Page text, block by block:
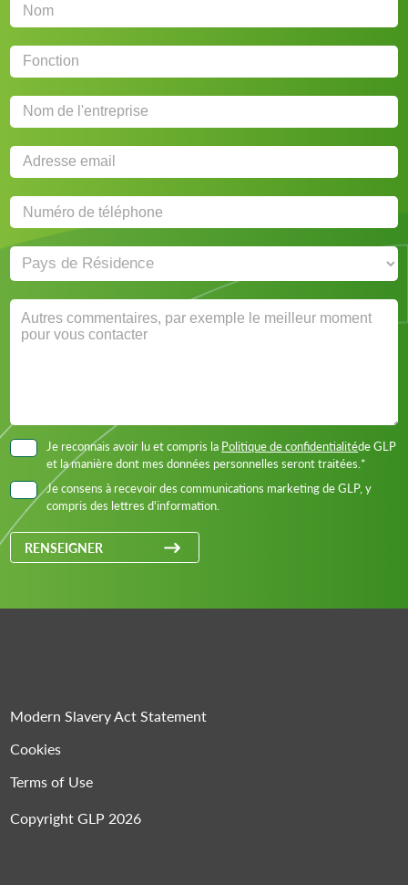
Je reconnais avoir lu et compris la Politique de confidentialitéde GLP
et la manière dont mes données personnelles seront traitées.*
Je consens à recevoir des communications marketing de GLP, y
compris des lettres d'information.
RENSEIGNER
Modern Slavery Act Statement
Cookies
Terms of Use
Copyright GLP 2026